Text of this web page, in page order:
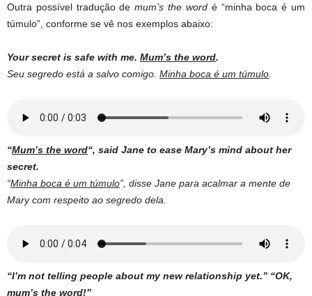
Outra possível tradução demum’s the wordé “minha boca é um
túmulo”, conforme se vê nos exemplos abaixo:
Your secret is safe with me. Mum’s the word.
Seu segredo está a salvo comigo. Minha boca é um túmulo
“Mum’s the word“, said Jane to ease Mary’s mind about her
secret.
“Minha boca é um túmulo”, disse Jane para acalmar a mente de
Mary com respeito ao segredo dela.
“I’m not telling people about my new relationship yet.” “OK,
mum’s the word!”